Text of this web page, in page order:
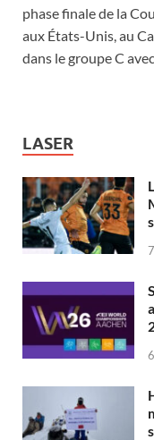
phase finale de la
aux États-Unis, au
dans le groupe C
LASER